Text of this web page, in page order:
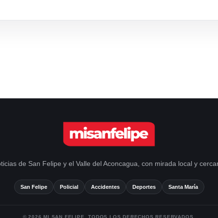
de San Felipe y el Valle del Aconcagua, con mirada local y
San Felipe Policial Accidentes Deportes Santa María
© 2026 MI SAN FELIPE. TODOS LOS DERECHOS RESERVADOS.